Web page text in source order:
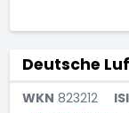
Deutsche
WKN 823212